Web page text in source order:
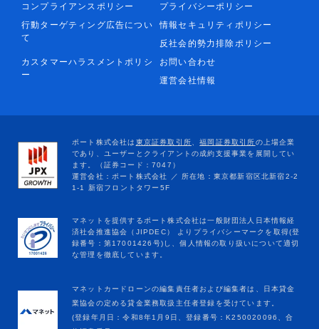
コンプライアンスポリシー
プライバシーポリシー
行動ターゲティング広告につい
て
情報セキュリティポリシー
反社会的勢力排除ポリシー
カスタマーハラスメントポリシ
ー
お問い合わせ
運営会社情報
マネットカードローンの編集責任者および編集者は、日本貸金
業協会の定める貸金業務取扱主任者登録を受けています。
(登録年月日：令和8年1月9日、登録番号：K250020096、合